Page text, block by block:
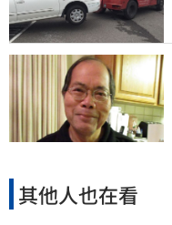
其他人也在看